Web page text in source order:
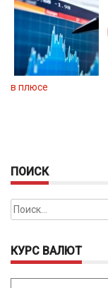
в плюсе
ПОИСК
Найти:
КУРС ВАЛЮТ